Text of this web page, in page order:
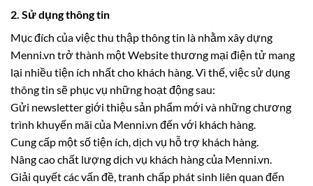
2. Sử dụng thông tin
Mục đích của việc thu thập thông tin là nhằm xây dựng
Menni.vn trở thành một Website thương mại điện tử mang
lại nhiều tiện ích nhất cho khách hàng. Vì thế, việc sử dụng
thông tin sẽ phục vụ những hoạt động sau:
Gửi newsletter giới thiệu sản phẩm mới và những chương
trình khuyến mãi của Menni.vn đến với khách hàng.
Cung cấp một số tiện ích, dịch vụ hỗ trợ khách hàng.
Nâng cao chất lượng dịch vụ khách hàng của Menni.vn.
Giải quyết các vấn đề, tranh chấp phát sinh liên quan đến